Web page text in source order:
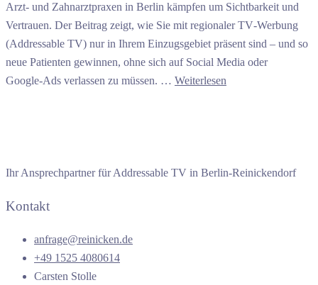
Arzt- und Zahnarztpraxen in Berlin kämpfen um Sichtbarkeit und
Vertrauen. Der Beitrag zeigt, wie Sie mit regionaler TV‑Werbung
(Addressable TV) nur in Ihrem Einzugsgebiet präsent sind – und so
neue Patienten gewinnen, ohne sich auf Social Media oder
Google‑Ads verlassen zu müssen. … Weiterlesen
Ihr Ansprechpartner für Addressable TV in Berlin-Reinickendorf
Kontakt
anfrage@reinicken.de
+49 1525 4080614
Carsten Stolle